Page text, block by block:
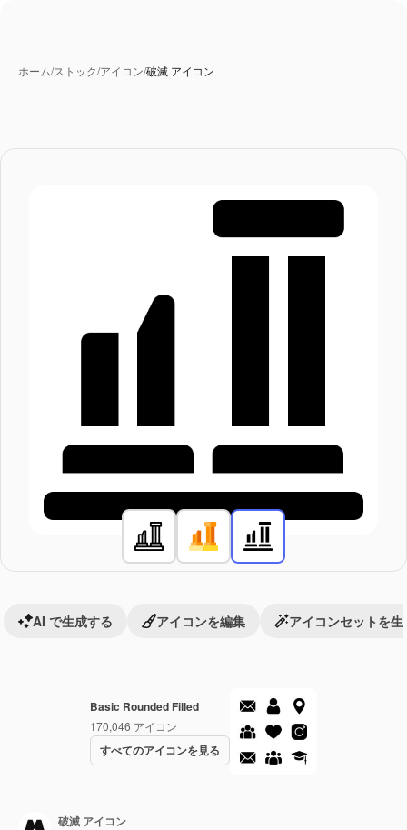
ホーム/ストック/アイコン/破滅 アイコン
Basic Rounded Filled
170,046 アイコン
すべてのアイコンを見る
AI で生成する アイコンを編集 アイコンセットを生
破滅 アイコン